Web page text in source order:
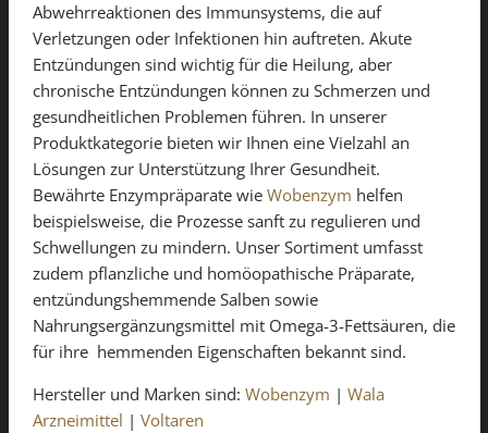
Abwehrreaktionen des Immunsystems, die auf
Verletzungen oder Infektionen hin auftreten. Akute
Entzündungen sind wichtig für die Heilung, aber
chronische Entzündungen können zu Schmerzen und
gesundheitlichen Problemen führen. In unserer
Produktkategorie bieten wir Ihnen eine Vielzahl an
Lösungen zur Unterstützung Ihrer Gesundheit.
Bewährte Enzympräparate wie Wobenzym helfen
beispielsweise, die Prozesse sanft zu regulieren und
Schwellungen zu mindern. Unser Sortiment umfasst
zudem pflanzliche und homöopathische Präparate,
entzündungshemmende Salben sowie
Nahrungsergänzungsmittel mit Omega-3-Fettsäuren, die
für ihre hemmenden Eigenschaften bekannt sind.
Hersteller und Marken sind: Wobenzym | Wala
Arzneimittel | Voltaren